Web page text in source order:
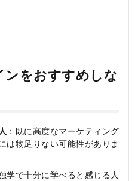
ンをおすすめしな
：既に高度なマーケティング
は物足りない可能性がありま
学で十分に学べると感じる人